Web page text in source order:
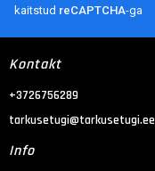
Kontakt
+3726756289
tarkusetugi@tarkusetugi.ee
Info